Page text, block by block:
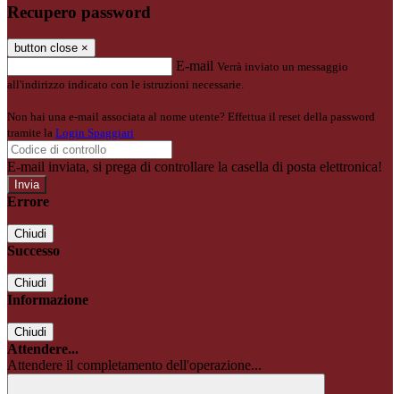
Recupero password
button close ×
E-mail Verrà inviato un messaggio
all'indirizzo indicato con le istruzioni necessarie.
Non hai una e-mail associata al nome utente? Effettua il reset della password
tramite la Login Spaggiari
E-mail inviata, si prega di controllare la casella di posta elettronica!
Errore
Chiudi
Successo
Chiudi
Informazione
Chiudi
Attendere...
Attendere il completamento dell'operazione...